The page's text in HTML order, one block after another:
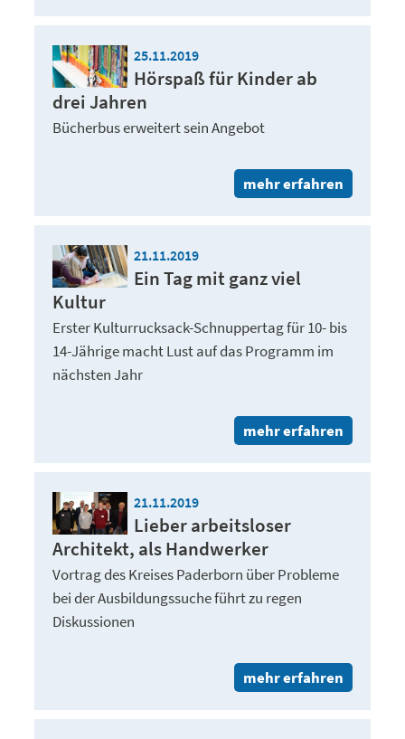
25.11.2019
Hörspaß für Kinder ab
drei Jahren
Bücherbus erweitert sein Angebot
mehr erfahren
21.11.2019
Ein Tag mit ganz viel
Kultur
Erster Kulturrucksack-Schnuppertag für 10- bis
14-Jährige macht Lust auf das Programm im
nächsten Jahr
mehr erfahren
21.11.2019
Lieber arbeitsloser
Architekt, als Handwerker
Vortrag des Kreises Paderborn über Probleme
bei der Ausbildungssuche führt zu regen
Diskussionen
mehr erfahren